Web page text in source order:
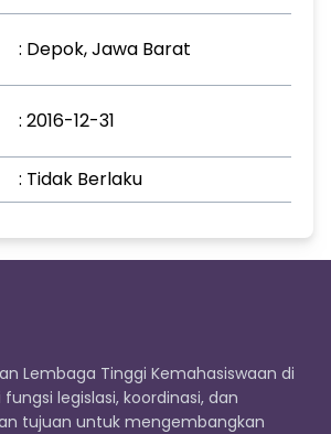
: Depok, Jawa Barat
: 2016-12-31
: Tidak Berlaku
Lembaga Tinggi Kemahasiswaan di
fungsi legislasi, koordinasi, dan
tujuan untuk mengembangkan